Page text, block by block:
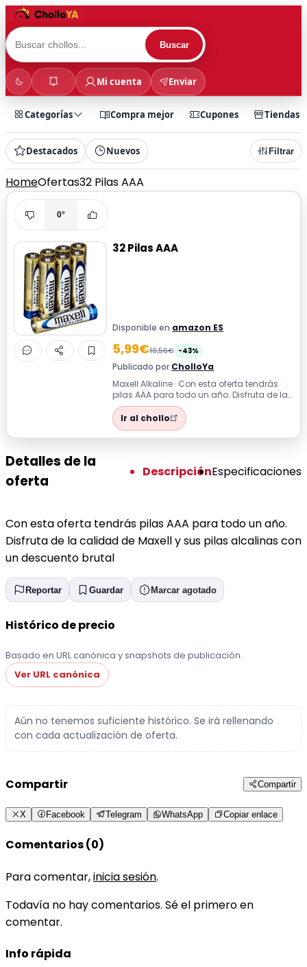
Buscar
Mi cuenta Enviar
Categorías Compra mejor Cupones Tiendas
Destacados Nuevos Filtrar
HomeOfertas32 Pilas AAA
0°
32 Pilas AAA
Disponible en amazon ES
5,99€10,56€ -43%
Publicado por CholloYa
Maxell Alkaline · Con esta oferta tendrás
pilas AAA para todo un año. Disfruta de la
calidad de Maxell y sus pilas al...
Ir al chollo
Detalles de la
oferta
DescripciónEspecificaciones
Con esta oferta tendrás pilas AAA para todo un año.
Disfruta de la calidad de Maxell y sus pilas alcalinas con
un descuento brutal
Reportar Guardar Marcar agotado
Histórico de precio
Basado en URL canónica y snapshots de publicación.
Ver URL canónica
Aún no tenemos suficiente histórico. Se irá rellenando
con cada actualización de oferta.
Compartir Compartir
X Facebook Telegram WhatsApp Copiar enlace
Comentarios (0)
Para comentar,inicia sesión.
Todavía no hay comentarios. Sé el primero en
comentar.
Info rápida